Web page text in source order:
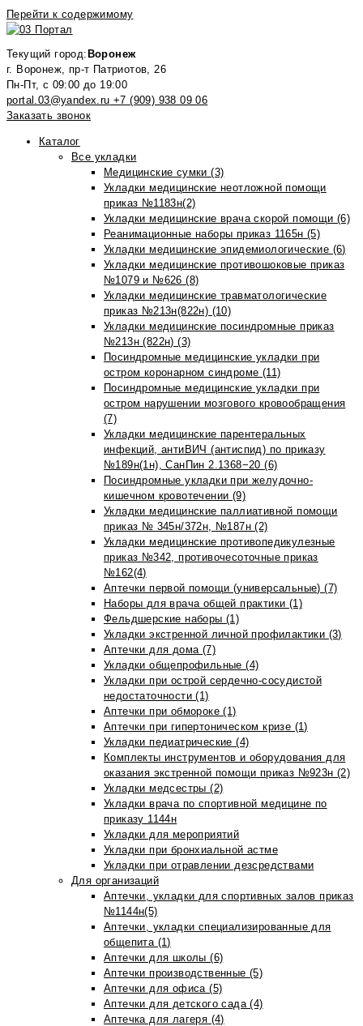
Перейти к содержимому
Текущий город: Воронеж
г. Воронеж, пр-т Патриотов, 26
Пн-Пт, с 09:00 до 19:00
portal.03@yandex.ru +7 (909) 938 09 06
Заказать звонок
Каталог
Все укладки
Медицинские сумки (3)
Укладки медицинские неотложной помощи
приказ №1183н(2)
Укладки медицинские врача скорой помощи (6)
Реанимационные наборы приказ 1165н (5)
Укладки медицинские эпидемиологические (6)
Укладки медицинские противошоковые приказ
№1079 и №626 (8)
Укладки медицинские травматологические
приказ №213н(822н) (10)
Укладки медицинские посиндромные приказ
№213н (822н) (3)
Посиндромные медицинские укладки при
остром коронарном синдроме (11)
Посиндромные медицинские укладки при
остром нарушении мозгового кровообращения
(7)
Укладки медицинские парентеральных
инфекций, антиВИЧ (антиспид) по приказу
№189н(1н), СанПин 2.1368−20 (6)
Посиндромные укладки при желудочно-
кишечном кровотечении (9)
Укладки медицинские паллиативной помощи
приказ № 345н/372н, №187н (2)
Укладки медицинские противопедикулезные
приказ №342, противочесоточные приказ
№162(4)
Аптечки первой помощи (универсальные) (7)
Наборы для врача общей практики (1)
Фельдшерские наборы (1)
Укладки экстренной личной профилактики (3)
Аптечки для дома (7)
Укладки общепрофильные (4)
Укладки при острой сердечно-сосудистой
недостаточности (1)
Аптечки при обмороке (1)
Аптечки при гипертоническом кризе (1)
Укладки педиатрические (4)
Комплекты инструментов и оборудования для
оказания экстренной помощи приказ №923н (2)
Укладки медсестры (2)
Укладки врача по спортивной медицине по
приказу 1144н
Укладки для мероприятий
Укладки при бронхиальной астме
Укладки при отравлении дезсредствами
Для организаций
Аптечки, укладки для спортивных залов приказ
№1144н(5)
Аптечки, укладки специализированные для
общепита (1)
Аптечки для школы (6)
Аптечки производственные (5)
Аптечки для офиса (5)
Аптечки для детского сада (4)
Аптечка для лагеря (4)